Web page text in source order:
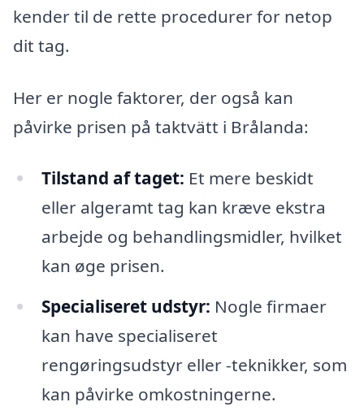
kender til de rette procedurer for netop
dit tag.
Her er nogle faktorer, der også kan
påvirke prisen på taktvätt i Brålanda:
Tilstand af taget: Et mere beskidt
eller algeramt tag kan kræve ekstra
arbejde og behandlingsmidler, hvilket
kan øge prisen.
Specialiseret udstyr: Nogle firmaer
kan have specialiseret
rengøringsudstyr eller -teknikker, som
kan påvirke omkostningerne.